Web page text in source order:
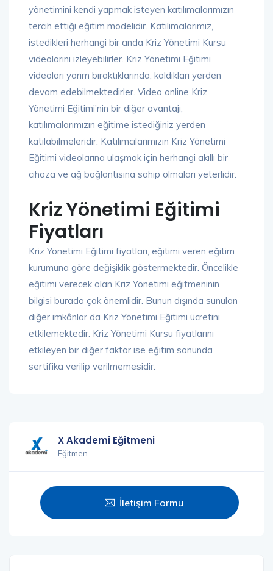
yönetimini kendi yapmak isteyen katılımcılarımızın
tercih ettiği eğitim modelidir. Katılımcılarımız,
istedikleri herhangi bir anda Kriz Yönetimi Kursu
videolarını izleyebilirler. Kriz Yönetimi Eğitimi
videoları yarım bıraktıklarında, kaldıkları yerden
devam edebilmektedirler. Video online Kriz
Yönetimi Eğitimi’nin bir diğer avantajı,
katılımcılarımızın eğitime istediğiniz yerden
katılabilmeleridir. Katılımcılarımızın Kriz Yönetimi
Eğitimi videolarına ulaşmak için herhangi akıllı bir
cihaza ve ağ bağlantısına sahip olmaları yeterlidir.
Kriz Yönetimi Eğitimi
Fiyatları
Kriz Yönetimi Eğitimi fiyatları, eğitimi veren eğitim
kurumuna göre değişiklik göstermektedir. Öncelikle
eğitimi verecek olan Kriz Yönetimi eğitmeninin
bilgisi burada çok önemlidir. Bunun dışında sunulan
diğer imkânlar da Kriz Yönetimi Eğitimi ücretini
etkilemektedir. Kriz Yönetimi Kursu fiyatlarını
etkileyen bir diğer faktör ise eğitim sonunda
sertifika verilip verilmemesidir.
X Akademi Eğitmeni
Eğitmen
İletişim Formu